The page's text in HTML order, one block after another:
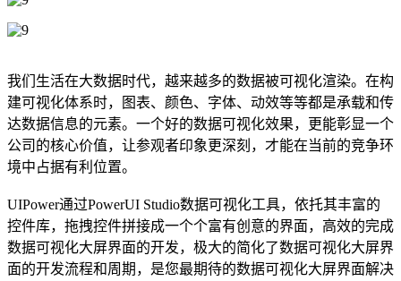
我们生活在大数据时代，越来越多的数据被可视化渲染。在构
建可视化体系时，图表、颜色、字体、动效等等都是承载和传
达数据信息的元素。一个好的数据可视化效果，更能彰显一个
公司的核心价值，让参观者印象更深刻，才能在当前的竞争环
境中占据有利位置。
UIPower通过PowerUI Studio数据可视化工具，依托其丰富的
控件库，拖拽控件拼接成一个个富有创意的界面，高效的完成
数据可视化大屏界面的开发，极大的简化了数据可视化大屏界
面的开发流程和周期，是您最期待的数据可视化大屏界面解决